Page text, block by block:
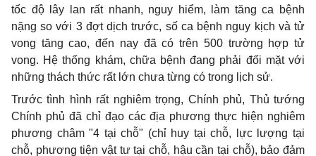
tốc độ lây lan rất nhanh, nguy hiểm, làm tăng ca bệnh
nặng so với 3 đợt dịch trước, số ca bệnh nguy kịch và tử
vong tăng cao, đến nay đã có trên 500 trường hợp tử
vong. Hệ thống khám, chữa bệnh đang phải đối mặt với
những thách thức rất lớn chưa từng có trong lịch sử.
Trước tình hình rất nghiêm trọng, Chính phủ, Thủ tướng
Chính phủ đã chỉ đạo các địa phương thực hiện nghiêm
phương châm "4 tại chỗ" (chỉ huy tại chỗ, lực lượng tại
chỗ, phương tiện vật tư tại chỗ, hậu cần tại chỗ), bảo đảm